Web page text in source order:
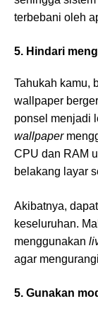
terbebani oleh
5. Hindari
Tahukah kamu,
wallpaper
ponsel menjadi
wallpaper
CPU dan RAM
belakang layar
Akibatnya,
keseluruhan.
menggunakan
agar
5. Gunakan